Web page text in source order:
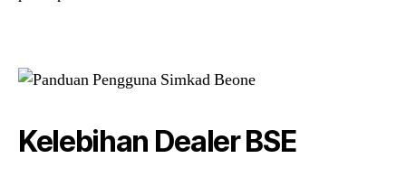
Kelebihan Dealer BSE